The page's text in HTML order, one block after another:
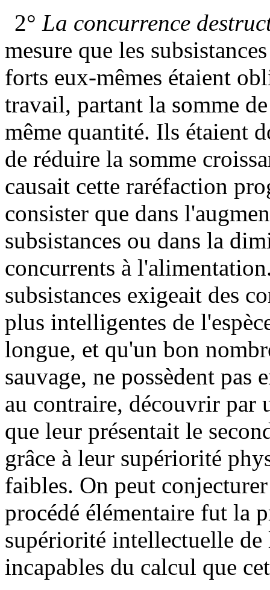
2° La concurrence
mesure que les
forts eux-mêmes étaient
travail, partant la somme
même quantité. Ils étaient
de réduire la somme
causait cette raréfaction
consister que dans
subsistances ou dans la
concurrents à
subsistances exigeait des
plus intelligentes de
longue, et qu'un bon
sauvage, ne possèdent
au contraire, découvrir par
que leur présentait le
grâce à leur supériorité
faibles. On peut
procédé élémentaire fut la
supériorité intellectuelle de
incapables du calcul que